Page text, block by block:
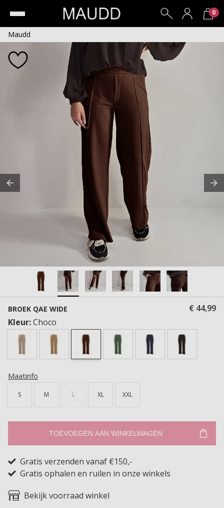
0
Maudd
BROEK QAE WIDE
€ 44,99
Kleur:Choco
Maatinfo
S M L XL XXL
TOEVOEGEN AAN WINKELWAGEN
Gratis verzenden vanaf €150,-
Gratis ophalen en ruilen in onze winkels
Bekijk voorraad winkel